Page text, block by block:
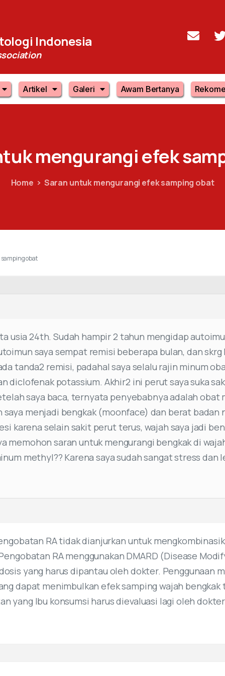
Indonesia
Artikel Galeri Awam Bertanya
mengurangiefek
Home Saran untuk mengurangi efek samping obat
obat
usia 24th. Sudah hampir 2 tahun mengidap
saya sempat remisi beberapa bulan, dan
tanda2 remisi, padahal saya selalu rajin minum
diclofenak potassium. Akhir2 ini perut saya suka
saya baca, ternyata penyebabnya adalah
menjadi bengkak (moonface) dan berat badan
karena selain sakit perut terus, wajah saya jadi
memohon saran untuk mengurangi bengkak di
methyl?? Karena saya sudah sangat stress dan
RA tidak dianjurkan untuk
RA menggunakan DMARD (Disease
yang harus dipantau oleh dokter. Penggunaan
dapat menimbulkan efek samping wajah
yang Ibu konsumsi harus dievaluasi lagi oleh